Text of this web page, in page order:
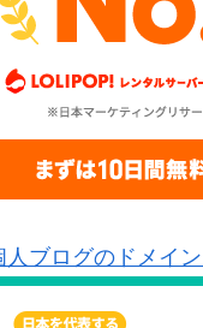
人ブログのドメイ